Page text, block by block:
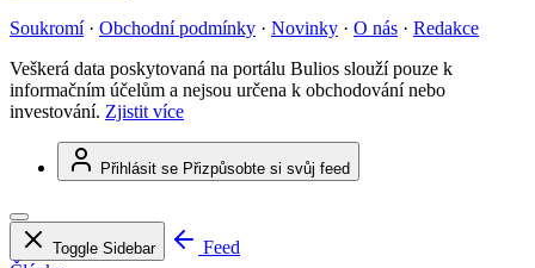
Soukromí · Obchodní podmínky · Novinky · O nás · Redakce
Veškerá data poskytovaná na portálu Bulios slouží pouze k
informačním účelům a nejsou určena k obchodování nebo
investování. Zjistit více
Přihlásit se Přizpůsobte si svůj feed
Toggle Sidebar
Feed